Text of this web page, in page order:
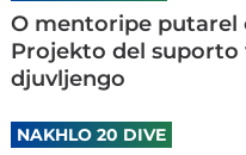
O mentoripe putarel
Projekto del suporto
djuvljengo
NAKHLO 20 DIVE